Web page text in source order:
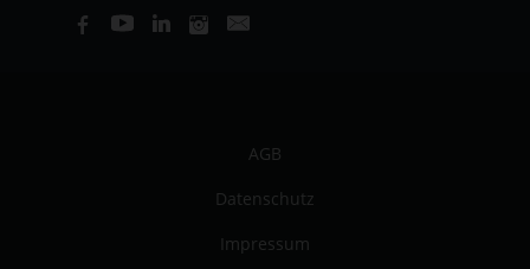
AGB
Datenschutz
Impressum